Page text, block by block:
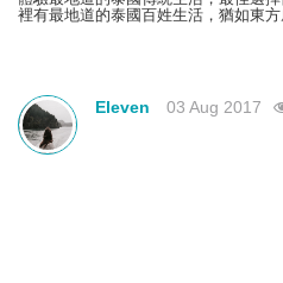
裡有最地道的泰國百姓生活，猶如東方
Eleven 03 Aug 2017